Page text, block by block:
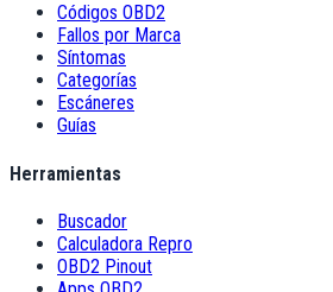
Códigos OBD2
Fallos por Marca
Síntomas
Categorías
Escáneres
Guías
Herramientas
Buscador
Calculadora Repro
OBD2 Pinout